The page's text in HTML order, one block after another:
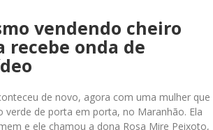
vendendo cheiro
recebe onda de
de novo, agora com uma mulher que
verde de porta em porta, no Maranhão. Ela
e ele chamou a dona Rosa Mire Peixoto,